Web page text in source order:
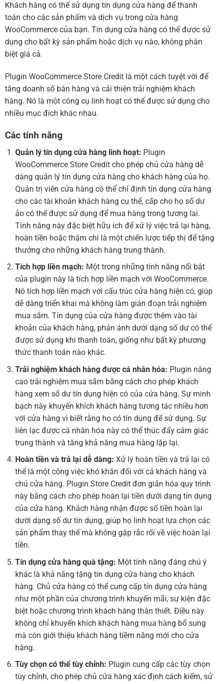
Khách hàng có thể sử dụng tín dụng cửa hàng để thanh
toán cho các sản phẩm và dịch vụ trong cửa hàng
WooCommerce của bạn. Tín dụng cửa hàng có thể được sử
dụng cho bất kỳ sản phẩm hoặc dịch vụ nào, không phân
biệt giá cả.
Plugin WooCommerce Store Credit là một cách tuyệt vời để
tăng doanh số bán hàng và cải thiện trải nghiệm khách
hàng. Nó là một công cụ linh hoạt có thể được sử dụng cho
nhiều mục đích khác nhau.
Các tính năng
Quản lý tín dụng cửa hàng linh hoạt: Plugin
WooCommerce Store Credit cho phép chủ cửa hàng dễ
dàng quản lý tín dụng cửa hàng cho khách hàng của họ.
Quản trị viên cửa hàng có thể chỉ định tín dụng cửa hàng
cho các tài khoản khách hàng cụ thể, cấp cho họ số dư
ảo có thể được sử dụng để mua hàng trong tương lai.
Tính năng này đặc biệt hữu ích để xử lý việc trả lại hàng,
hoàn tiền hoặc thậm chí là một chiến lược tiếp thị để tặng
thưởng cho những khách hàng trung thành.
Tích hợp liền mạch: Một trong những tính năng nổi bật
của plugin này là tích hợp liền mạch với WooCommerce.
Nó tích hợp liền mạch với cấu trúc cửa hàng hiện có, giúp
dễ dàng triển khai mà không làm gián đoạn trải nghiệm
mua sắm. Tín dụng của cửa hàng được thêm vào tài
khoản của khách hàng, phản ánh dưới dạng số dư có thể
được sử dụng khi thanh toán, giống như bất kỳ phương
thức thanh toán nào khác.
Trải nghiệm khách hàng được cá nhân hóa: Plugin nâng
cao trải nghiệm mua sắm bằng cách cho phép khách
hàng xem số dư tín dụng hiện có của cửa hàng. Sự minh
bạch này khuyến khích khách hàng tương tác nhiều hơn
với cửa hàng vì biết rằng họ có tín dụng để sử dụng. Sự
liên lạc được cá nhân hóa này có thể thúc đẩy cảm giác
trung thành và tăng khả năng mua hàng lặp lại.
Hoàn tiền và trả lại dễ dàng: Xử lý hoàn tiền và trả lại có
thể là một công việc khó khăn đối với cả khách hàng và
chủ cửa hàng. Plugin Store Credit đơn giản hóa quy trình
này bằng cách cho phép hoàn lại tiền dưới dạng tín dụng
của cửa hàng. Khách hàng nhận được số tiền hoàn lại
dưới dạng số dư tín dụng, giúp họ linh hoạt lựa chọn các
sản phẩm thay thế mà không gặp rắc rối về việc hoàn lại
tiền.
Tín dụng cửa hàng quà tặng: Một tính năng đáng chú ý
khác là khả năng tặng tín dụng cửa hàng cho khách
hàng. Chủ cửa hàng có thể cung cấp tín dụng cửa hàng
như một phần của chương trình khuyến mãi, sự kiện đặc
biệt hoặc chương trình khách hàng thân thiết. Điều này
không chỉ khuyến khích khách hàng mua hàng bổ sung
mà còn giới thiệu khách hàng tiềm năng mới cho cửa
hàng.
Tùy chọn có thể tùy chỉnh: Plugin cung cấp các tùy chọn
tùy chỉnh, cho phép chủ cửa hàng xác định cách kiếm, sử